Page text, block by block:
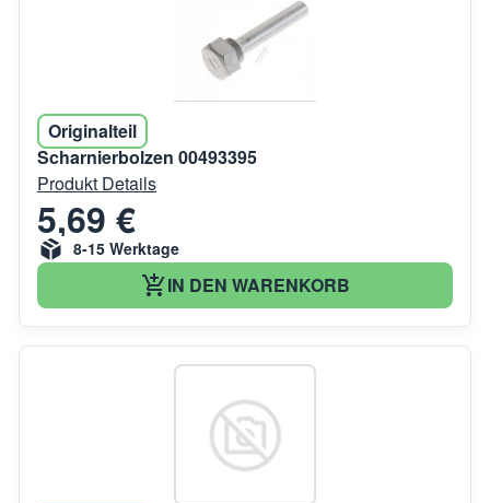
Originalteil
Scharnierbolzen 00493395
Produkt Details
5,69 €
8-15 Werktage
IN DEN WARENKORB